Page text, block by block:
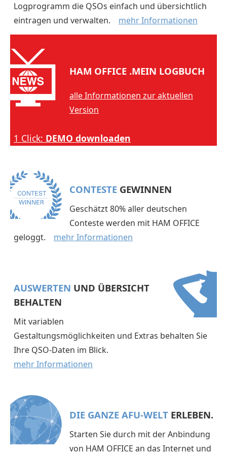
Logprogramm die QSOs einfach und übersichtlich
eintragen und verwalten. mehr Informationen
HAM OFFICE .MEIN LOGBUCH
alle Informationen zur aktuellen
Version
1 Click: DEMO downloaden
CONTESTE GEWINNEN
Geschätzt 80% aller deutschen
Conteste werden mit HAM OFFICE
geloggt. mehr Informationen
AUSWERTEN UND ÜBERSICHT
BEHALTEN
Mit variablen
Gestaltungsmöglichkeiten und Extras behalten Sie
Ihre QSO-Daten im Blick.
mehr Informationen
DIE GANZE AFU-WELT ERLEBEN.
Starten Sie durch mit der Anbindung
von HAM OFFICE an das Internet und